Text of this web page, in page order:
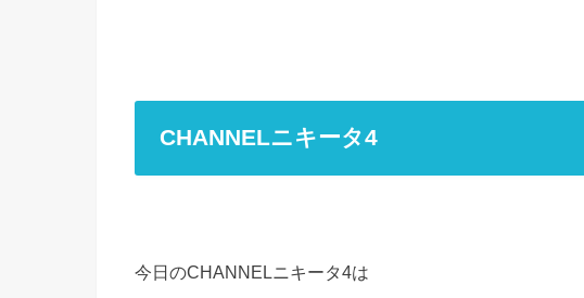
CHANNELニキータ4
今日のCHANNELニキータ4は